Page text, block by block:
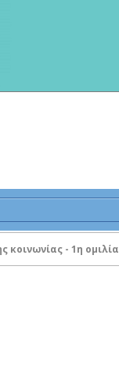
κοινωνίας - 1η ομιλία